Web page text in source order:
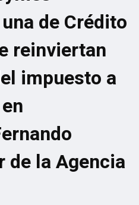
de Crédito
reinviertan
impuesto a
de la Agencia